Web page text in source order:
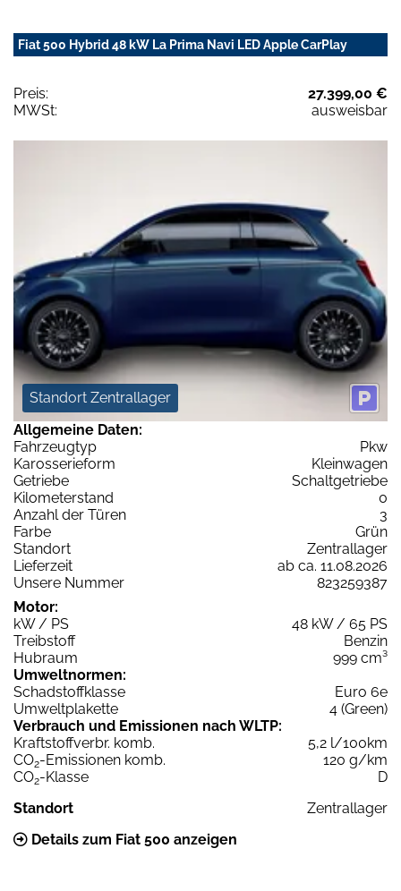
Fiat 500 Hybrid 48 kW La Prima Navi LED Apple CarPlay
Preis:
27.399,00 €
MWSt:
ausweisbar
Standort Zentrallager
Allgemeine Daten:
Fahrzeugtyp
Pkw
Karosserieform
Kleinwagen
Getriebe
Schaltgetriebe
Kilometerstand
0
Anzahl der Türen
3
Farbe
Grün
Standort
Zentrallager
Lieferzeit
ab ca. 11.08.2026
Unsere Nummer
823259387
Motor:
kW / PS
48 kW / 65 PS
Treibstoff
Benzin
Hubraum
999 cm³
Umweltnormen:
Schadstoffklasse
Euro 6e
Umweltplakette
4 (Green)
Verbrauch und Emissionen nach WLTP:
Kraftstoffverbr. komb.
5,2 l/100km
CO2-Emissionen komb.
120 g/km
CO2-Klasse
D
Standort
Zentrallager
Details zum Fiat 500 anzeigen